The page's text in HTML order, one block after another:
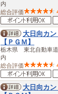
内
総合評価
大日向カ
【ＰＧＭ】
栃木県 東北自動車
内
総合評価
大日向カ